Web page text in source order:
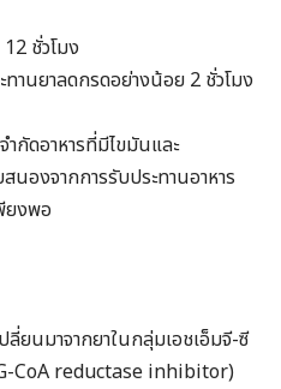
ชั่วโมง
านยาลดกรดอย่างน้อย 2 ชั่วโมง
ำกัดอาหารที่มีไขมันและ
นองจากการรับประทานอาหาร
ยงพอ
ลี่ยนมาจากยาในกลุ่มเอชเอ็มจี-ซี
CoA reductase inhibitor)